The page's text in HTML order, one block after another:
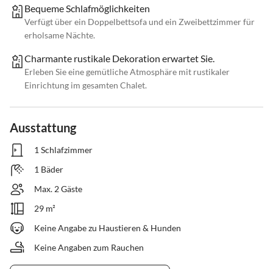
Bequeme Schlafmöglichkeiten
Verfügt über ein Doppelbettsofa und ein Zweibettzimmer für
erholsame Nächte.
Charmante rustikale Dekoration erwartet Sie.
Erleben Sie eine gemütliche Atmosphäre mit rustikaler
Einrichtung im gesamten Chalet.
Ausstattung
1 Schlafzimmer
1 Bäder
Max. 2 Gäste
29 m²
Keine Angabe zu Haustieren & Hunden
Keine Angaben zum Rauchen